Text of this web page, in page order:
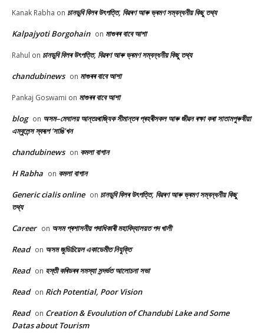
Kanak Rabha on চানডুবি বিলৰ উৎপত্তি, বিৱৰণ আৰু ভ্ৰমণ সম্বন্ধনীয় কিছু তথ্য
Kalpajyoti Borgohain on মাগুৰৰ বাবে আশা
Rahul on চানডুবি বিলৰ উৎপত্তি, বিৱৰণ আৰু ভ্ৰমণ সম্বন্ধনীয় কিছু তথ্য
chandubinews on মাগুৰৰ বাবে আশা
Pankaj Goswami on মাগুৰৰ বাবে আশা
blog on অসম–মেঘালয় আন্তঃৰাজ্যিক সীমান্তৰ প্ৰহৰীসকল আৰু জীৱন ৰক্ষা কৰা সাতামপুৰুষীয়া
এম্বুলেন্স স্বৰূপ ‘সাঙি’খন
chandubinews on কমলা বাগান
H Rabha on কমলা বাগান
Generic cialis online on চানডুবি বিলৰ উৎপত্তি, বিৱৰণ আৰু ভ্ৰমণ সম্বন্ধনীয় কিছু
তথ্য
Career on অসম প্ৰশাসনীয় পদাধিকাৰী মহাবিদ্যালয়ত পদ খালী
Read on অসম জুডিচিয়েল একাডেমীত নিযুক্তি
Read on হস্তী কৰিডৰৰ সমস্যা সন্দৰ্ভত আলোচনা সভা
Read on Rich Potential, Poor Vision
Read on Creation & Evoulution of Chandubi Lake and Some
Datas about Tourism